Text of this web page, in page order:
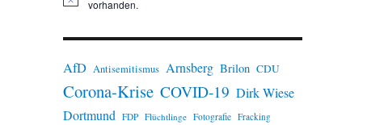
H
w
vorhanden.
AfD Antisemitismus Arnsberg Brilon CDU
Corona-Krise COVID-19 Dirk Wiese
Dortmund FDP Flüchtlinge Fotografie Fracking